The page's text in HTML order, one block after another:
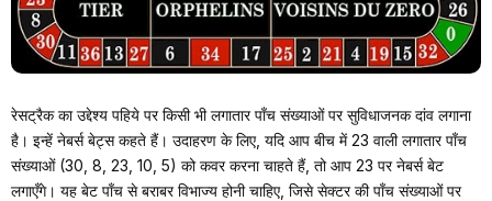
रेसट्रैक का उद्देश्य पहिये पर किसी भी लगातार पाँच संख्याओं पर सुविधाजनक दांव लगाना
है। इन्हें नेबर्स बेट्स कहते हैं। उदाहरण के लिए, यदि आप बीच में 23 वाली लगातार पाँच
संख्याओं (30, 8, 23, 10, 5) को कवर करना चाहते हैं, तो आप 23 पर नेबर्स बेट
लगाएँगे। यह बेट पाँच से बराबर विभाज्य होनी चाहिए, जिसे सेक्टर की पाँच संख्याओं पर